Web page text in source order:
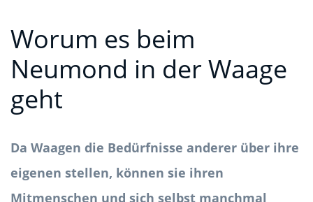
Worum es beim
Neumond in der Waage
geht
Da Waagen die Bedürfnisse anderer über ihre
eigenen stellen, können sie ihren
Mitmenschen und sich selbst manchmal